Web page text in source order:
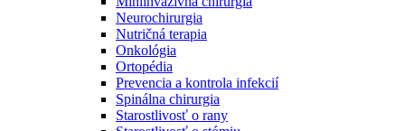
V nefrologických ambulanciách prevádzkujeme poradenstvo
a prípravu pacientov k jednotlivým metódam náhrady funkcie
obličiek. Zvoľte si mesto, ktoré potrebujete a navštívte nás.
Neurochirurgia
Nutričná terapia
Onkológia
Ortopédia
Prevencia a kontrola infekcií
Spinálna chirurgia
Starostlivosť o rany